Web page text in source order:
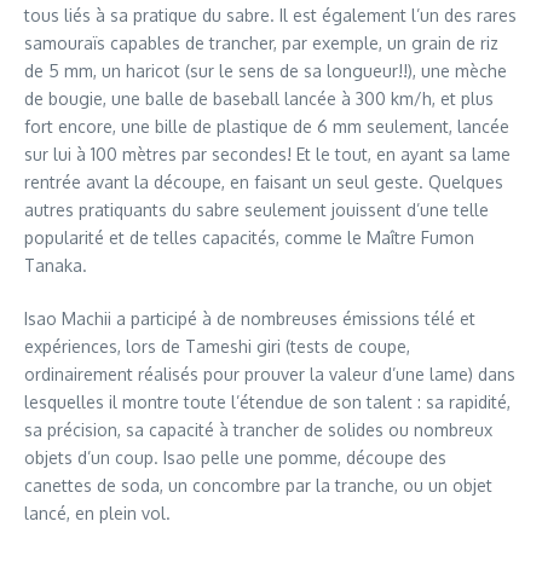
tous liés à sa pratique du sabre. Il est également l’un des rares
samouraïs capables de trancher, par exemple, un grain de riz
de 5 mm, un haricot (sur le sens de sa longueur!!), une mèche
de bougie, une balle de baseball lancée à 300 km/h, et plus
fort encore, une bille de plastique de 6 mm seulement, lancée
sur lui à 100 mètres par secondes! Et le tout, en ayant sa lame
rentrée avant la découpe, en faisant un seul geste. Quelques
autres pratiquants du sabre seulement jouissent d’une telle
popularité et de telles capacités, comme le Maître Fumon
Tanaka.
Isao Machii a participé à de nombreuses émissions télé et
expériences, lors de Tameshi giri (tests de coupe,
ordinairement réalisés pour prouver la valeur d’une lame) dans
lesquelles il montre toute l’étendue de son talent : sa rapidité,
sa précision, sa capacité à trancher de solides ou nombreux
objets d’un coup. Isao pelle une pomme, découpe des
canettes de soda, un concombre par la tranche, ou un objet
lancé, en plein vol.